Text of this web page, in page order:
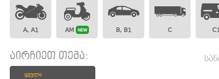
A, A1 AM NEW B, B1 C
აირჩიეთ თემა:
ყველა